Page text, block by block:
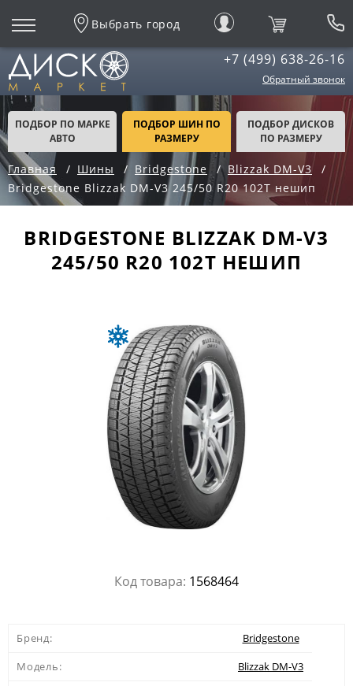
Выбрать город
+7 (499) 638-26-16
Обратный звонок
ПОДБОР ПО МАРКЕ
АВТО
ПОДБОР ШИН ПО
РАЗМЕРУ
ПОДБОР ДИСКОВ
ПО РАЗМЕРУ
Главная Шины Bridgestone
Blizzak DM-V3
Bridgestone Blizzak DM-V3 245/50 R20 102T нешип
BRIDGESTONE BLIZZAK DM-V3
245/50 R20 102T НЕШИП
Код товара: 1568464
Бренд:
Bridgestone
Модель:
Blizzak DM-V3